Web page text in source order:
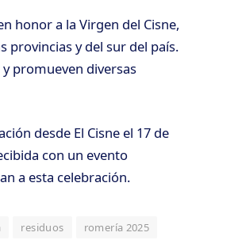
honor a la Virgen del Cisne,
provincias y del sur del país.
promueven diversas
desde El Cisne el 17 de
con un evento
a esta celebración.
residuos
romería 2025